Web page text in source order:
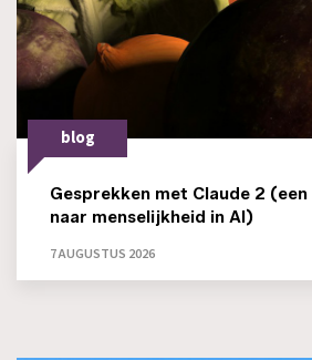
blog
Gesprekken met Claude 2
naar menselijkheid in AI)
7 AUGUSTUS 2026